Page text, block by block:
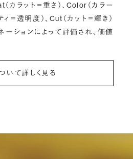
カラット＝重さ）、Color（カラー
＝透明度）、Cut（カット＝輝き）
ションによって評価され、価値
いて詳しく見る